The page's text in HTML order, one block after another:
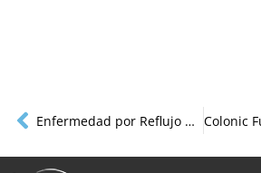
Enfermedad por Reflujo Gastroesofágico